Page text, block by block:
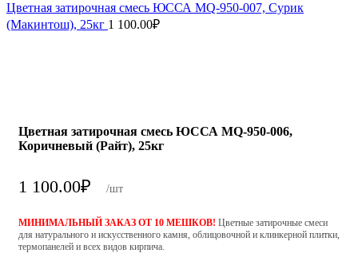
Цветная затирочная смесь ЮССА MQ-950-007, Сурик
(Макинтош), 25кг 1 100.00₽
Цветная затирочная смесь ЮССА MQ-950-006,
Коричневый (Райт), 25кг
1 100.00₽ /шт
МИНИМАЛЬНЫЙ ЗАКАЗ ОТ 10 МЕШКОВ! Цветные затирочные смеси
для натурального и искусственного камня, облицовочной и клинкерной плитки,
термопанелей и всех видов кирпича.